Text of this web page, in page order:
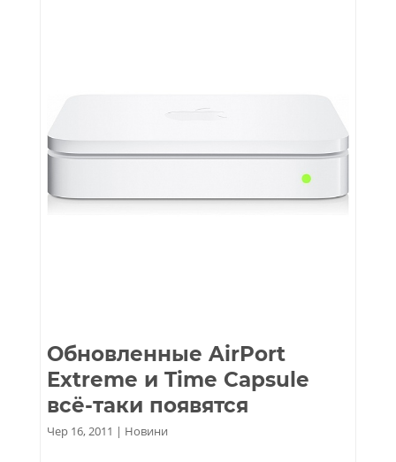
Обновленные AirPort
Extreme и Time Capsule
всё-таки появятся
Чер 16, 2011 | Новини